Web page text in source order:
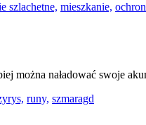
szlachetne, mieszkanie,
można naładować swoje
runy, szmaragd